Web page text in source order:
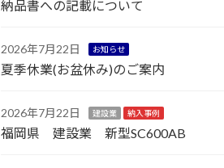
納品書への記載について
2026年7月22日 お知らせ
夏季休業(お盆休み)のご案内
2026年7月22日 建設業 納入事例
福岡県 建設業 新型SC600AB